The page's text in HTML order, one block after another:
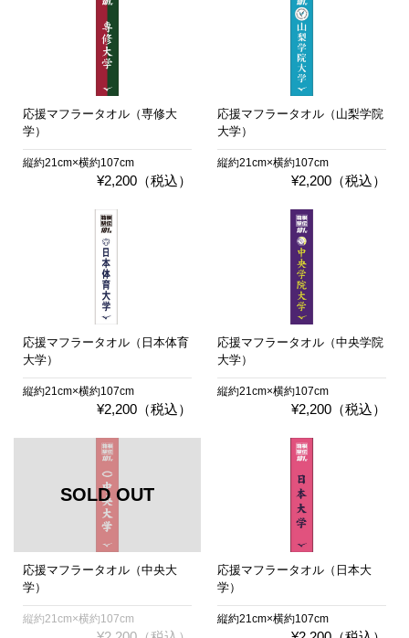
応援マフラータオル（専修大
学）
縦約21cm×横約107cm
¥2,200（税込）
応援マフラータオル（山梨学院
大学）
縦約21cm×横約107cm
¥2,200（税込）
応援マフラータオル（日本体育
大学）
縦約21cm×横約107cm
¥2,200（税込）
応援マフラータオル（中央学院
大学）
縦約21cm×横約107cm
¥2,200（税込）
応援マフラータオル（中央大
学）
縦約21cm×横約107cm
応援マフラータオル（日本大
学）
縦約21cm×横約107cm